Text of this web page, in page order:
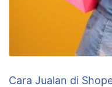
Cara Jualan di